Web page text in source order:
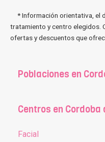
* Información orientativa, el
tratamiento y centro elegidos.
ofertas y descuentos que
Poblaciones en
Centros en
Facial